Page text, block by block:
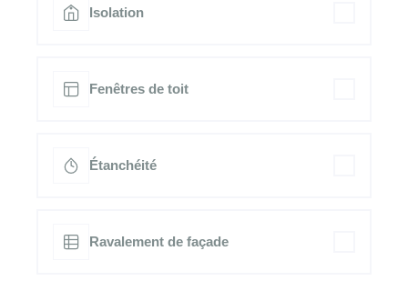
Isolation
Fenêtres de toit
Étanchéité
Ravalement de façade